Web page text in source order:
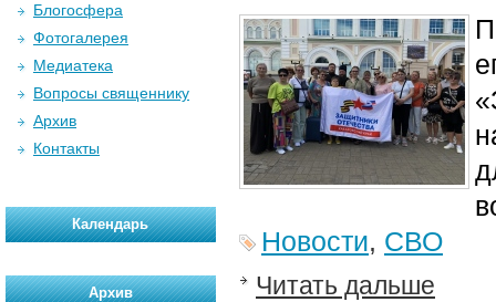
Новости, СВО
Читать дальше
Блогосфера
Фотогалерея
Медиатека
Вопросы священнику
Архив
Контакты
Календарь
Архив